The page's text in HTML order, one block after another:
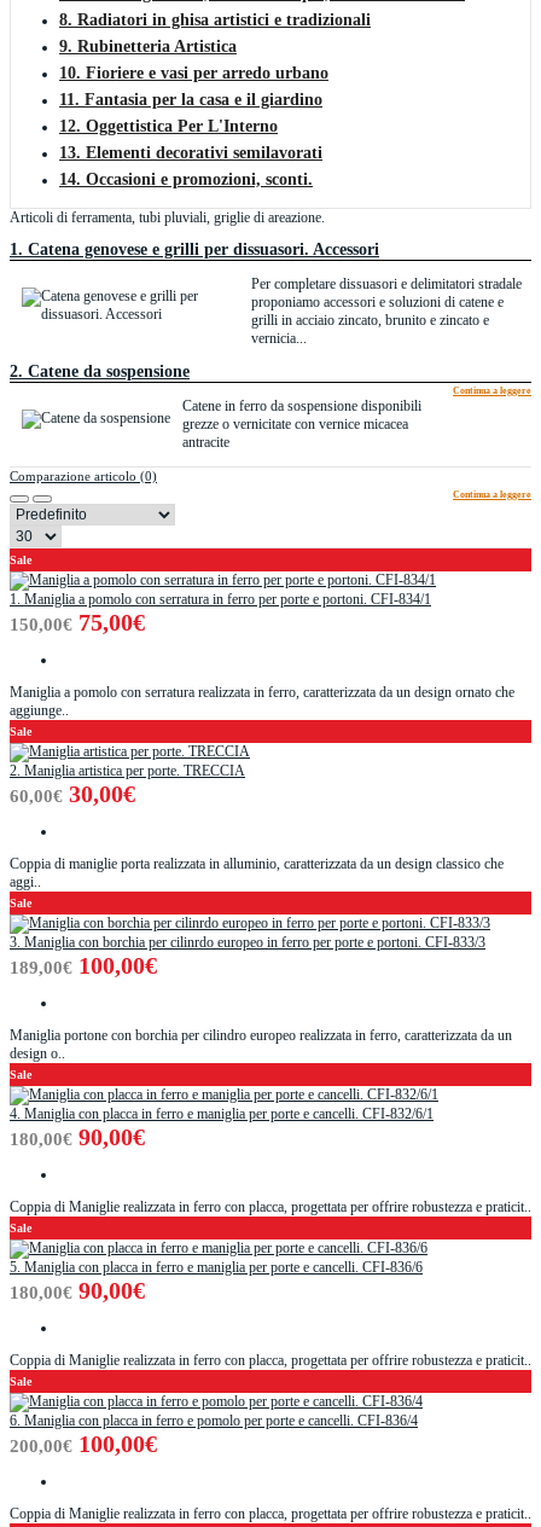
8. Radiatori in ghisa artistici e tradizionali
9. Rubinetteria Artistica
10. Fioriere e vasi per arredo urbano
11. Fantasia per la casa e il giardino
12. Oggettistica Per L'Interno
13. Elementi decorativi semilavorati
14. Occasioni e promozioni, sconti.
Articoli di ferramenta, tubi pluviali, griglie di areazione.
1. Catena genovese e grilli per dissuasori. Accessori
Per completare dissuasori e delimitatori stradale
proponiamo accessori e soluzioni di catene e
grilli in acciaio zincato, brunito e zincato e
vernicia...
Continua a leggere
2. Catene da sospensione
Catene in ferro da sospensione disponibili
grezze o vernicitate con vernice micacea
antracite
Continua a leggere
Comparazione articolo (0)
Sale
1. Maniglia a pomolo con serratura in ferro per porte e portoni. CFI-834/1
150,00€ 75,00€
Maniglia a pomolo con serratura realizzata in ferro, caratterizzata da un design ornato che
aggiunge..
Sale
2. Maniglia artistica per porte. TRECCIA
60,00€ 30,00€
Coppia di maniglie porta realizzata in alluminio, caratterizzata da un design classico che
aggi..
Sale
3. Maniglia con borchia per cilinrdo europeo in ferro per porte e portoni. CFI-833/3
189,00€ 100,00€
Maniglia portone con borchia per cilindro europeo realizzata in ferro, caratterizzata da un
design o..
Sale
4. Maniglia con placca in ferro e maniglia per porte e cancelli. CFI-832/6/1
180,00€ 90,00€
Coppia di Maniglie realizzata in ferro con placca, progettata per offrire robustezza e praticit..
Sale
5. Maniglia con placca in ferro e maniglia per porte e cancelli. CFI-836/6
180,00€ 90,00€
Coppia di Maniglie realizzata in ferro con placca, progettata per offrire robustezza e praticit..
Sale
6. Maniglia con placca in ferro e pomolo per porte e cancelli. CFI-836/4
200,00€ 100,00€
Coppia di Maniglie realizzata in ferro con placca, progettata per offrire robustezza e praticit..